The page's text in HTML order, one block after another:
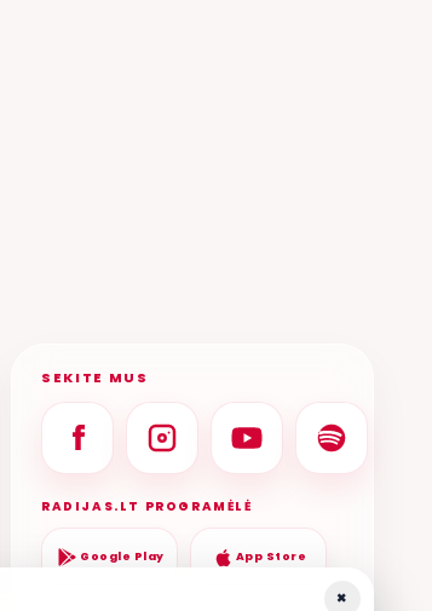
SEKITE MUS
RADIJAS.LT PROGRAMĖLĖ
Google Play App Store
×